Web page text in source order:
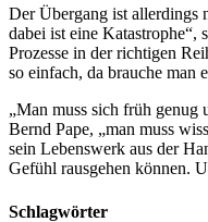
Der Übergang ist allerdings
dabei ist eine Katastrophe“,
Prozesse in der richtigen
so einfach, da brauche man
„Man muss sich früh genug
Bernd Pape, „man muss
sein Lebenswerk aus der
Gefühl rausgehen können.
Schlagwörter